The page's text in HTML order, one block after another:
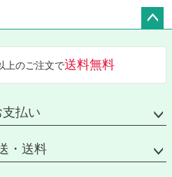
へ
上のご注文で送料無料
支払い
・送料